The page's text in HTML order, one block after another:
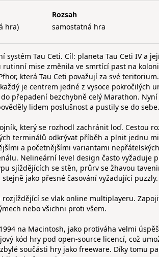
hra)
Rozsah
samostatná hra
systém Tau Ceti. Cíl: planeta Tau Ceti IV a
rutinní mise změnila ve smrtící past na
která Tau Ceti považují za své
je centrem jedné z vysoce pokročilých
přepadení bezchybně celý Marathon.
lidem poslušnost a pustily se do sebe.
který se rozhodl zachránit loď. Cestou
terminálů odkrývat příběh a plnit jednu
a početnějšími variantami
Nelineární level design často vyžaduje
sjíždějících se stěn, průrv se žhavou
jako přesné časování vyžadující puzzly.
se vlak online multiplayeru.
nebo všichni proti všem.
na Macintosh, jako protiváha velmi
kód hry pod open-source licencí, což
součásti hry jako freeware. Díky tomu